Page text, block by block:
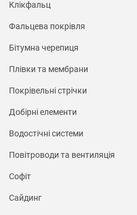
Клікфальц
Фальцева покрівля
Бітумна черепиця
Плівки та мембрани
Покрівельні стрічки
Добірні елементи
Водостічні системи
Повітроводи та вентиляція
Софіт
Сайдинг